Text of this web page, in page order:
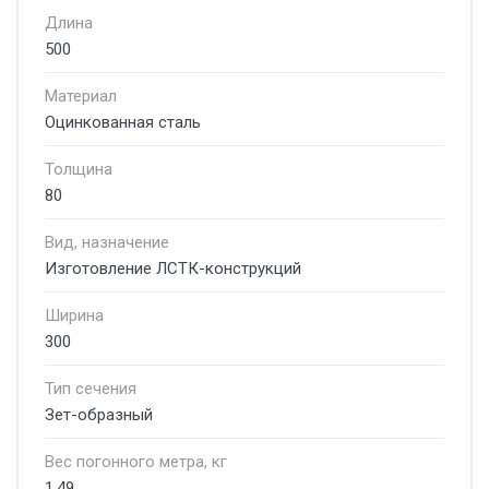
Длина
500
Материал
Оцинкованная сталь
Толщина
80
Вид, назначение
Изготовление ЛСТК-конструкций
Ширина
300
Тип сечения
Зет-образный
Вес погонного метра, кг